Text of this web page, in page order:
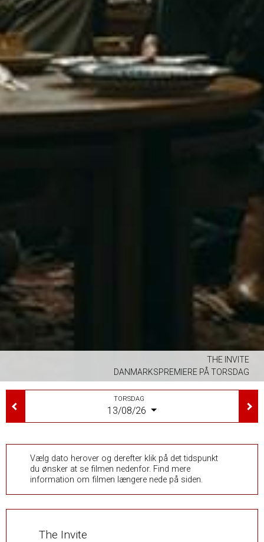
THE INVITE
DANMARKSPREMIERE PÅ TORSDAG
TORSDAG
13/08/26
Vælg dato herover og derefter klik på det tidspunkt
du ønsker at se filmen nedenfor. Find mere
information om filmen længere nede på siden.
The Invite